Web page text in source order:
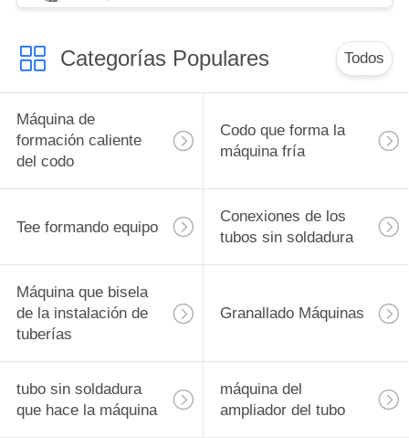
Categorías Populares Todos
Máquina de
formación caliente
del codo
Codo que forma la
máquina fría
Tee formando equipo
Conexiones de los
tubos sin soldadura
Máquina que bisela
de la instalación de
tuberías
Granallado Máquinas
tubo sin soldadura
que hace la máquina
máquina del
ampliador del tubo